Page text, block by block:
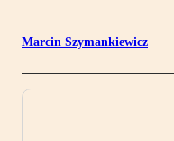
Marcin Szymankiewicz